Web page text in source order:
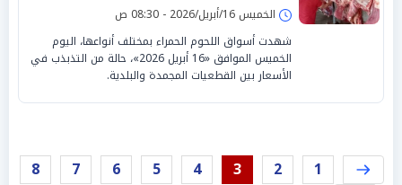
الخميس 16/أبريل/2026 - 08:30 ص
شهدت أسواق اللحوم الحمراء بمختلف أنواعها، اليوم
الخميس الموافق «16 أبريل 2026»، حالة من التذبذب في
الأسعار بين القطعيات المجمدة والبلدية.
1
2
3
4
5
6
7
8